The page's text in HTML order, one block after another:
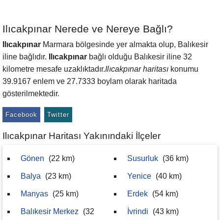
Ilıcakpınar Nerede ve Nereye Bağlı?
Ilıcakpınar Marmara bölgesinde yer almakta olup, Balıkesir
iline bağlıdır.
Ilıcakpınar bağlı olduğu Balıkesir iline 32
kilometre mesafe uzaklıktadır.Ilıcakpınar haritası konumu
39.9167 enlem ve 27.7333 boylam olarak haritada
gösterilmektedir.
Facebook Twitter
Ilıcakpınar Haritası Yakınındaki İlçeler
Gönen (22 km)
Balya (23 km)
Manyas (25 km)
Balıkesir Merkez (32
Susurluk (36 km)
Yenice (40 km)
Erdek (54 km)
İvrindi (43 km)